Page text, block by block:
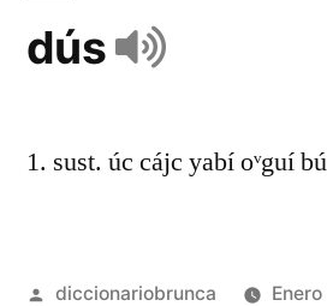
dús
1. sust. úc cájc yabí oᵛguí
diccionariobrunca